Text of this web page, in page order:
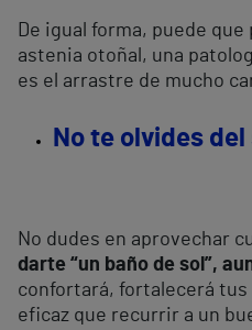
De igual forma, puede
astenia otoñal, una
es el arrastre de mucho
No te olvides del
No dudes en aprovechar
darte “un baño de sol”,
confortará, fortalecerá tus
eficaz que recurrir a un